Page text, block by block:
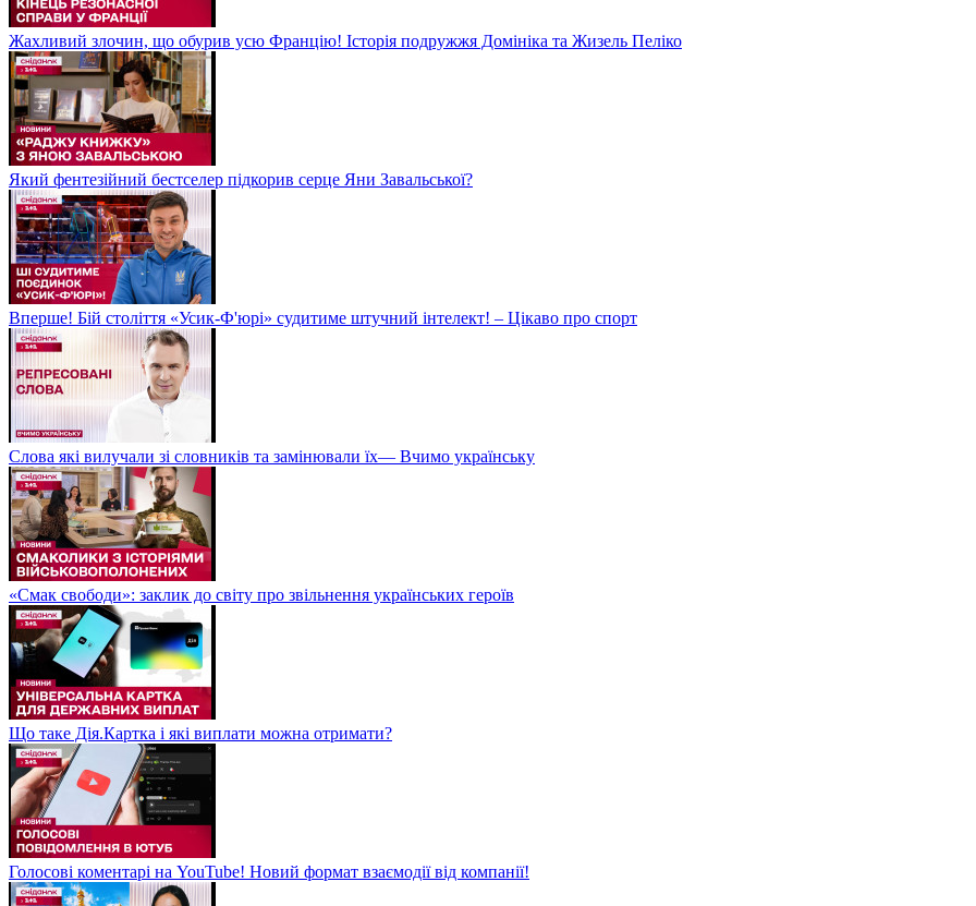
Жахливий злочин, що обурив усю Францію! Історія подружжя Домініка та Жизель Пеліко
Який фентезійний бестселер підкорив серце Яни Завальської?
Вперше! Бій століття «Усик-Ф'юрі» судитиме штучний інтелект! – Цікаво про спорт
Слова які вилучали зі словників та замінювали їх— Вчимо українську
«Смак свободи»: заклик до світу про звільнення українських героїв
Що таке Дія.Картка і які виплати можна отримати?
Голосові коментарі на YouTube! Новий формат взаємодії від компанії!